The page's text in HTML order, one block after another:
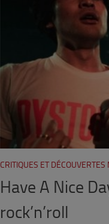
CRITIQUES ET DÉCOUVERTES
Have A Nice
rock’n’roll